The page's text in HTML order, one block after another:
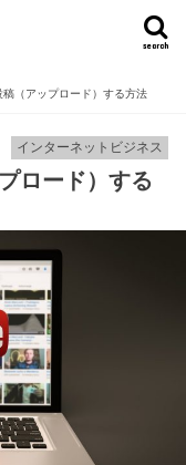
search
（アップロード）する方法
インターネットビジネス
ロード）する